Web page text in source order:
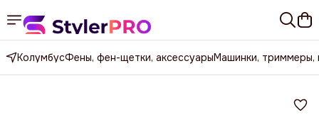
КолумбусФены, фен-щетки, аксессуарыМашинки, триммеры,